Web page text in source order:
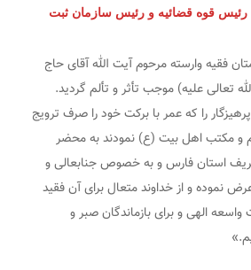
رئیس قوه قضائیه و رئیس سازمان ثبت
فقیه وارسته مرحوم آیت الله آقای حاج
تعالی علیه) موجب تأثر و تألم گردید.
را که عمر با برکت خود را صرف ترویج
و مکتب اهل بیت (ع) نمودند به محضر
استان فارس و به خصوص جنابعالی و
نموده و از خداوند متعال برای آن فقید
الهی و برای بازماندگان صبر و